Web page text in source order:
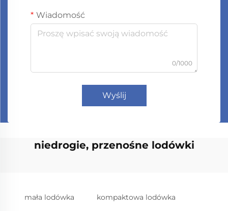
Wiadomość
0/1000
Wyślij
niedrogie, przenośne lodówki
mała lodówka kompaktowa lodówka